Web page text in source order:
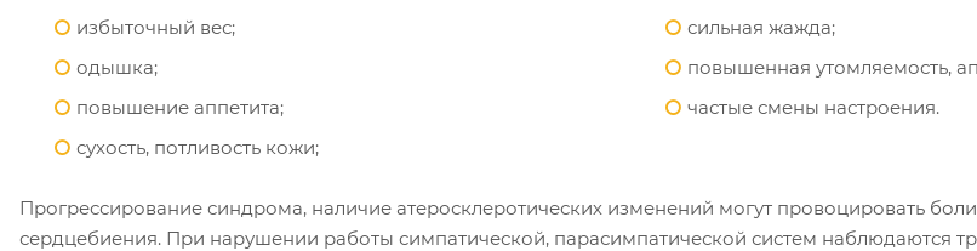
избыточный вес;
одышка;
повышение аппетита;
сухость, потливость кожи;
сильная жажда;
повышенная утомляемость,
частые смены настроения.
Прогрессирование синдрома, наличие атеросклеротических изменений могут провоцировать
сердцебиения. При нарушении работы симпатической, парасимпатической систем наблюдаются